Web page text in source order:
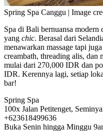
Spring Spa Canggu | Image
Spa di Bali bernuansa
yang chic. Berasal dari
menawarkan massage tapi
creambath, threading alis, dan
mulai dari 270,000 IDR dan
IDR. Kerennya lagi, setiap
bar!
Spring Spa
100x Jalan Petitenget,
+623618499636
Buka Senin hingga Minggu